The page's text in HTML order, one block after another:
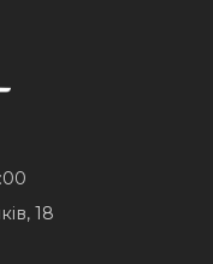
18